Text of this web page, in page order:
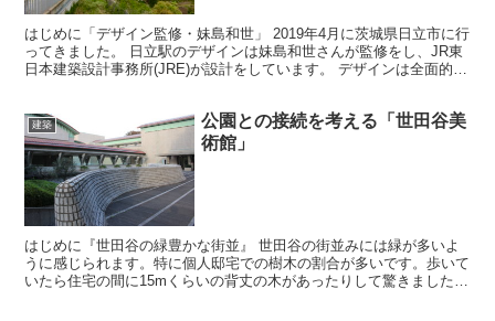
はじめに「デザイン監修・妹島和世」 2019年4月に茨城県日立市に行
ってきました。 日立駅のデザインは妹島和世さんが監修をし、JR東
日本建築設計事務所(JRE)が設計をしています。 デザインは全面的に
建築
公園との接続を考える「世田谷美
術館」
はじめに『世田谷の緑豊かな街並』 世田谷の街並みには緑が多いよ
うに感じられます。特に個人邸宅での樹木の割合が多いです。歩いて
いたら住宅の間に15mくらいの背丈の木があったりして驚きました。